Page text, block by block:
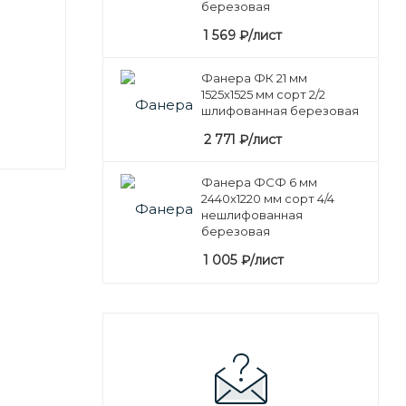
березовая
1 569 ₽/лист
Фанера ФК 21 мм
1525х1525 мм сорт 2/2
шлифованная березовая
2 771 ₽/лист
Фанера ФСФ 6 мм
2440х1220 мм сорт 4/4
нешлифованная
березовая
1 005 ₽/лист